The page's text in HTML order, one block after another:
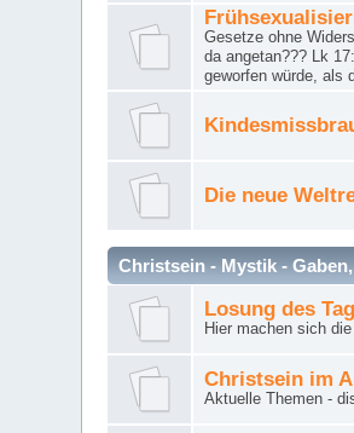
Gesetze ohne
da angetan??? Lk
geworfen würde, als
Die neue
Christsein - Mystik -
Losung des
Hier machen sich
Christsein im
Aktuelle Themen -